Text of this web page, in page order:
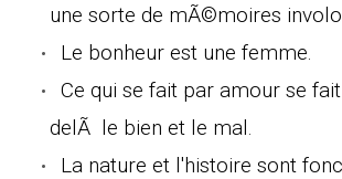
une sorte de mÃ©moires
Le bonheur est une femme.
Ce qui se fait par amour se
delÃ le bien et le mal.
La nature et l'histoire sont